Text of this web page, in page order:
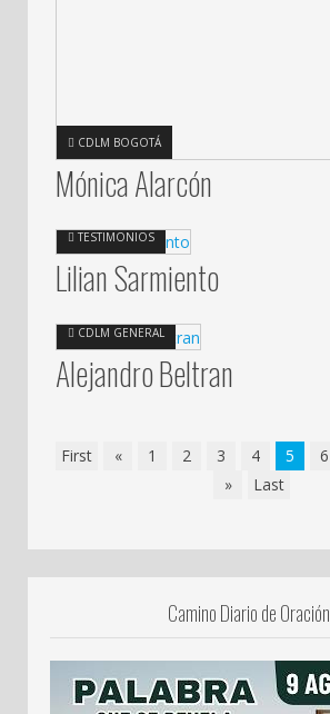
CDLM BOGOTÁ
Mónica Alarcón
TESTIMONIOS
Lilian Sarmiento
CDLM GENERAL
Alejandro Beltran
First « 1 2 3 4 5 6
»
Last
Camino Diario de Oración